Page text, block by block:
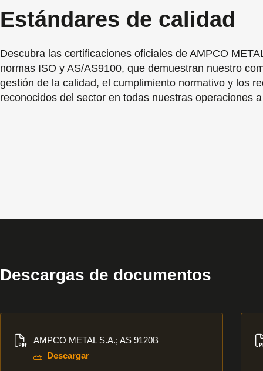
Estándares de calidad
Descubra las certificaciones oficiales de AMPCO
normas ISO y AS/AS9100, que demuestran nuestro
gestión de la calidad, el cumplimiento normativo y los
reconocidos del sector en todas nuestras operaciones
Descargas de documentos
AMPCO METAL S.A.; AS 9120B
Descargar